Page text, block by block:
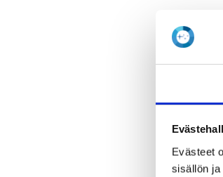
Evästeet
sisällön
LOCALITY
Helsinki
Cheerleading
Tu